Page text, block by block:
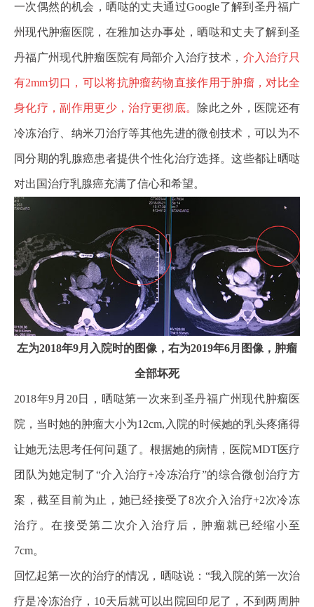
一次偶然的机会，晒哒的丈夫通过Google了解到圣丹福广
州现代肿瘤医院，在雅加达办事处，晒哒和丈夫了解到圣
丹福广州现代肿瘤医院有局部介入治疗技术， 介入治疗只
有2mm切口，可以将抗肿瘤药物直接作用于肿瘤，对比全
身化疗，副作用更少，治疗更彻底。 除此之外，医院还有
冷冻治疗、纳米刀治疗等其他先进的微创技术，可以为不
同分期的乳腺癌患者提供个性化治疗选择。这些都让晒哒
对出国治疗乳腺癌充满了信心和希望。
左为2018年9月入院时的图像，右为2019年6月图像，肿瘤
全部坏死
2018年9月20日，晒哒第一次来到圣丹福广州现代肿瘤医
院，当时她的肿瘤大小为12cm,入院的时候她的乳头疼痛得
让她无法思考任何问题了。根据她的病情，医院MDT医疗
团队为她定制了“介入治疗+冷冻治疗”的综合微创治疗方
案，截至目前为止，她已经接受了8次介入治疗+2次冷冻
治疗。在接受第二次介入治疗后，肿瘤就已经缩小至
7cm。
回忆起第一次的治疗的情况，晒哒说：“我入院的第一次治
疗是冷冻治疗，10天后就可以出院回印尼了，不到两周肿